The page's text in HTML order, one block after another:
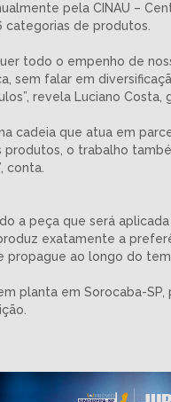
pela CINAU –
categorias de produtos.
todo o empenho de
sem falar em
revela Luciano Costa,
cadeia que atua em
o trabalho
conta.
a peça que será
exatamente a
ao longo do
planta em Sorocaba-